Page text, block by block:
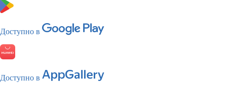
Доступно в
Доступно в